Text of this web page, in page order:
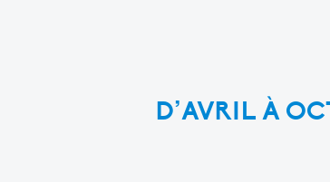
D’AVRIL À